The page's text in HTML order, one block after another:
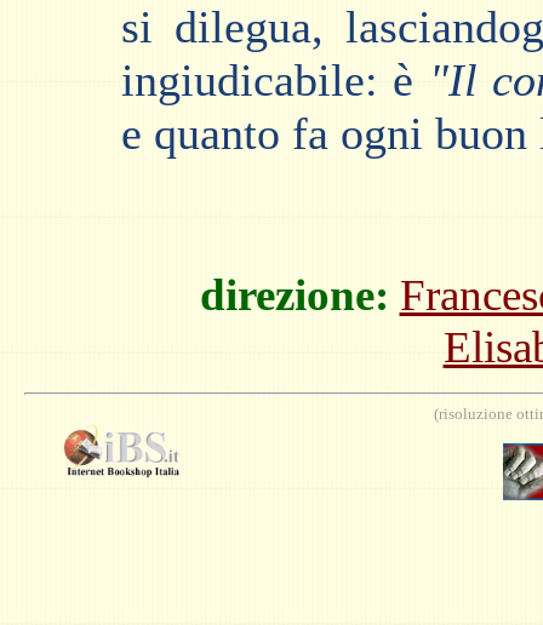
si dilegua,
ingiudicabile: è "Il
e quanto fa ogni
direzione:
(risoluzione